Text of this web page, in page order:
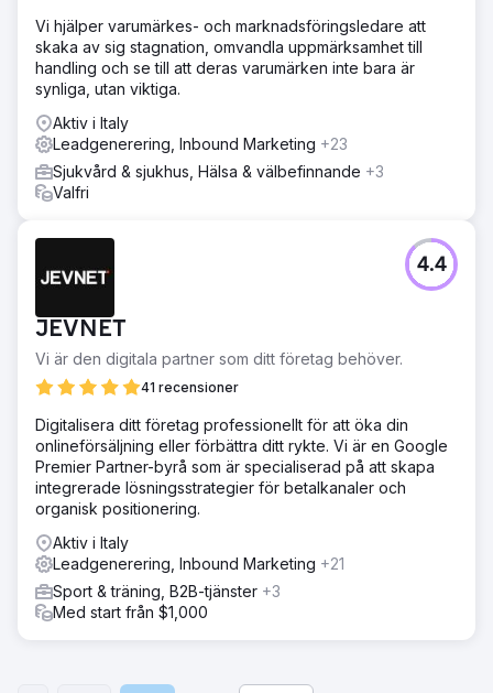
Vi hjälper varumärkes- och marknadsföringsledare att
skaka av sig stagnation, omvandla uppmärksamhet till
handling och se till att deras varumärken inte bara är
synliga, utan viktiga.
Aktiv i Italy
Leadgenerering, Inbound Marketing +23
Sjukvård & sjukhus, Hälsa & välbefinnande +3
Valfri
JEVNET
Vi är den digitala partner som ditt företag behöver.
41 recensioner
4.4
Digitalisera ditt företag professionellt för att öka din
onlineförsäljning eller förbättra ditt rykte. Vi är en Google
Premier Partner-byrå som är specialiserad på att skapa
integrerade lösningsstrategier för betalkanaler och
organisk positionering.
Aktiv i Italy
Leadgenerering, Inbound Marketing +21
Sport & träning, B2B-tjänster +3
Med start från $1,000